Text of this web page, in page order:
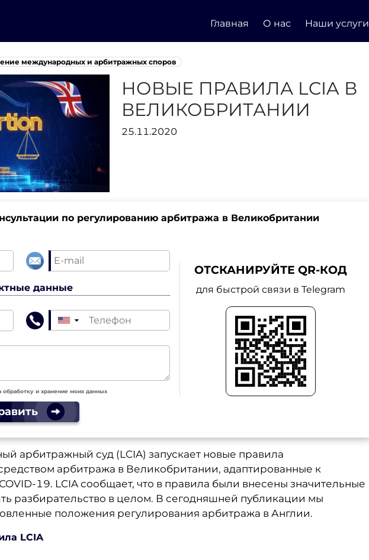
Главная О нас Наши услуги
международных и арбитражных споров
НОВЫЕ ПРАВИЛА LCIA В
ВЕЛИКОБРИТАНИИ
25.11.2020
по регулированию арбитража в Великобритании
данные
▼
обработку и хранение моих данных
ОТСКАНИРУЙТЕ QR-КОД
для быстрой связи в Telegram
арбитражный суд (LCIA) запускает новые правила
арбитража в Великобритании, адаптированные к
19. LCIA сообщает, что в правила были внесены значительные
разбирательство в целом. В сегодняшней публикации мы
положения регулирования арбитража в Англии.
LCIA